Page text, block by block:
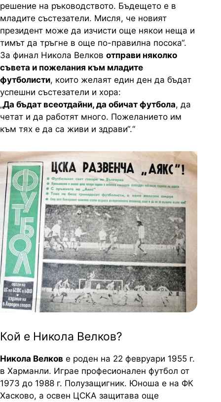
решение на ръководството. Бъдещето е в
младите състезатели. Мисля, че новият
президент може да изчисти още някои неща и
тимът да тръгне в още по-правилна посока“.
За финал Никола Велков отправи няколко
съвета и пожелания към младите
футболисти, които желаят един ден да бъдат
успешни състезатели и хора:
„Да бъдат всеотдайни, да обичат футбола, да
четат и да работят много. Пожеланието им
към тях е да са живи и здрави“.“
Кой е Никола Велков?
Никола Велков е роден на 22 февруари 1955 г.
в Харманли. Играе професионален футбол от
1973 до 1988 г. Полузащигник. Юноша е на ФК
Хасково, а освен ЦСКА защитава още